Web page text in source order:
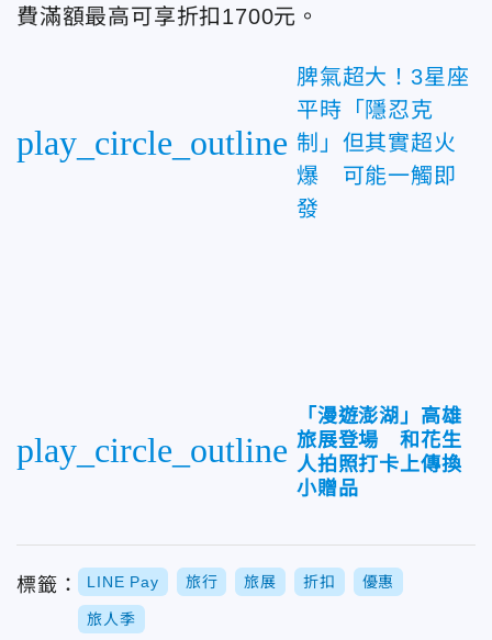
費滿額最高可享折扣1700元。
play_circle_outline
脾氣超大！3星座
平時「隱忍克
制」但其實超火
爆 可能一觸即
發
play_circle_outline
「漫遊澎湖」高雄
旅展登場 和花生
人拍照打卡上傳換
小贈品
標籤： LINE Pay 旅行 旅展 折扣 優惠
旅人季